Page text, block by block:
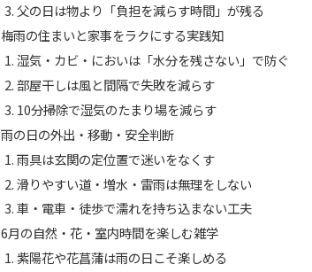
父の日は物より「負担を減らす時間」が残る
梅雨の住まいと家事をラクにする実践知
湿気・カビ・においは「水分を残さない」で防ぐ
部屋干しは風と間隔で失敗を減らす
10分掃除で湿気のたまり場を減らす
雨の日の外出・移動・安全判断
雨具は玄関の定位置で迷いをなくす
滑りやすい道・増水・雷雨は無理をしない
車・電車・徒歩で濡れを持ち込まない工夫
6月の自然・花・室内時間を楽しむ雑学
紫陽花や花菖蒲は雨の日こそ楽しめる